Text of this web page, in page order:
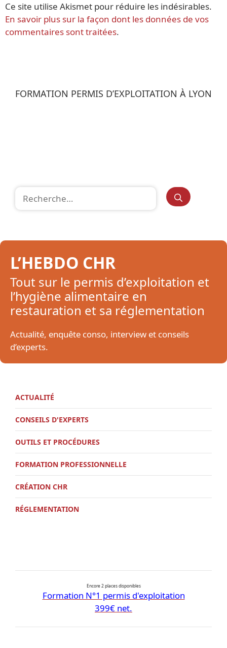
Ce site utilise Akismet pour réduire les indésirables.
En savoir plus sur la façon dont les données de vos
commentaires sont traitées.
FORMATION PERMIS D’EXPLOITATION À LYON
L’HEBDO CHR
Tout sur le permis d’exploitation et
l’hygiène alimentaire en
restauration et sa réglementation
Actualité, enquête conso, interview et conseils
d’experts.
ACTUALITÉ
CONSEILS D'EXPERTS
OUTILS ET PROCÉDURES
FORMATION PROFESSIONNELLE
CRÉATION CHR
RÉGLEMENTATION
Encore 2 places disponibles
Formation N°1 permis d'exploitation
399€ net.